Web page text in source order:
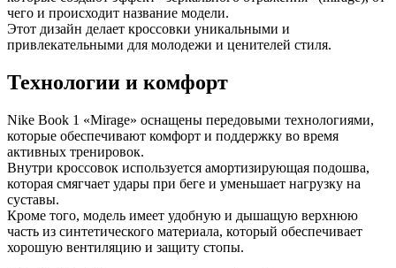
чего и происходит название модели.
Этот дизайн делает кроссовки уникальными и
привлекательными для молодежи и ценителей стиля.
Технологии и комфорт
Nike Book 1 «Mirage» оснащены передовыми технологиями,
которые обеспечивают комфорт и поддержку во время
активных тренировок.
Внутри кроссовок используется амортизирующая подошва,
которая смягчает удары при беге и уменьшает нагрузку на
суставы.
Кроме того, модель имеет удобную и дышащую верхнюю
часть из синтетического материала, который обеспечивает
хорошую вентиляцию и защиту стопы.